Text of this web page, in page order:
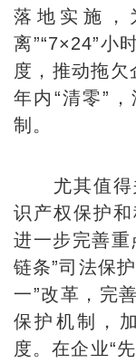
落地实施，
离”“7×24”小
度，推动拖
年内“清零”
制。
尤其值
识产权保护
进一步完善重
链条”司法保
一”改革，完
保护机制，
度。在企业“